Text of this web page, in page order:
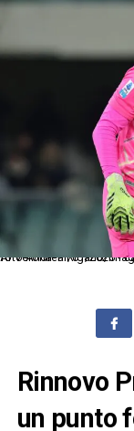
Ar Verona 11/01/2026 - campionato di calcio serie A /
Rinnovo
un punto